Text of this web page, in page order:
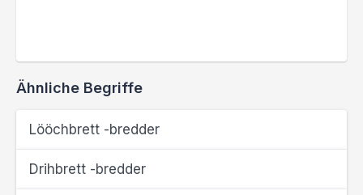
Ähnliche Begriffe
Lööchbrett -bredder
Drihbrett -bredder